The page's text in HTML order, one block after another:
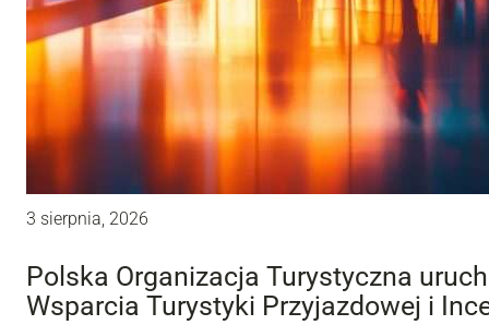
3 sierpnia, 2026
Polska Organizacja Turystyczna
Wsparcia Turystyki Przyjazdowej i